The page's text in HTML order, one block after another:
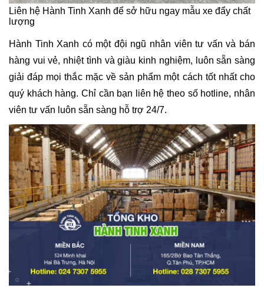
Liên hệ Hành Tinh Xanh để sở hữu ngay mẫu xe đẩy chất
lượng
Hành Tinh Xanh có một đội ngũ nhân viên tư vấn và bán
hàng vui vẻ, nhiệt tình và giàu kinh nghiệm, luôn sẵn sàng
giải đáp mọi thắc mặc về sản phẩm một cách tốt nhất cho
quý khách hàng. Chỉ cần bạn liên hệ theo số hotline, nhân
viên tư vấn luôn sẵn sàng hỗ trợ 24/7.